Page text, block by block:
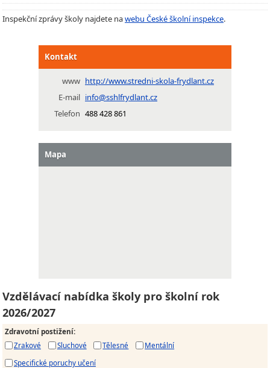
Inspekční zprávy školy najdete nawebu České školní inspekce.
Kontakt
www http://www.stredni-skola-frydlant.cz
E-mail info@sshlfrydlant.cz
Telefon 488 428 861
Mapa
Vzdělávací nabídka školy pro školní rok
2026/2027
Zdravotní postižení:
Zrakové
Sluchové Tělesné
Mentální
Specifické poruchy učení